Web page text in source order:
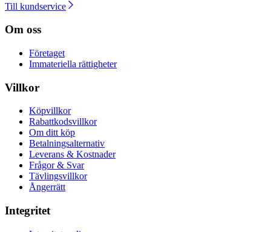
Till kundservice
Om oss
Företaget
Immateriella rättigheter
Villkor
Köpvillkor
Rabattkodsvillkor
Om ditt köp
Betalningsalternativ
Leverans & Kostnader
Frågor & Svar
Tävlingsvillkor
Ångerrätt
Integritet